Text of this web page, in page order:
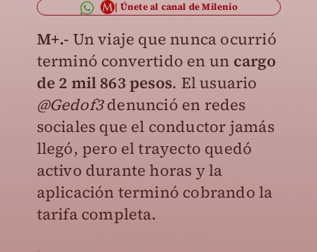
Únete al canal de Milenio
M+.- Un viaje que nunca ocurrió
terminó convertido en un cargo
de 2 mil 863 pesos. El usuario
@Gedof3denunció en redes
sociales que el conductor jamás
llegó, pero el trayecto quedó
activo durante horas y la
aplicación terminó cobrando la
tarifa completa.